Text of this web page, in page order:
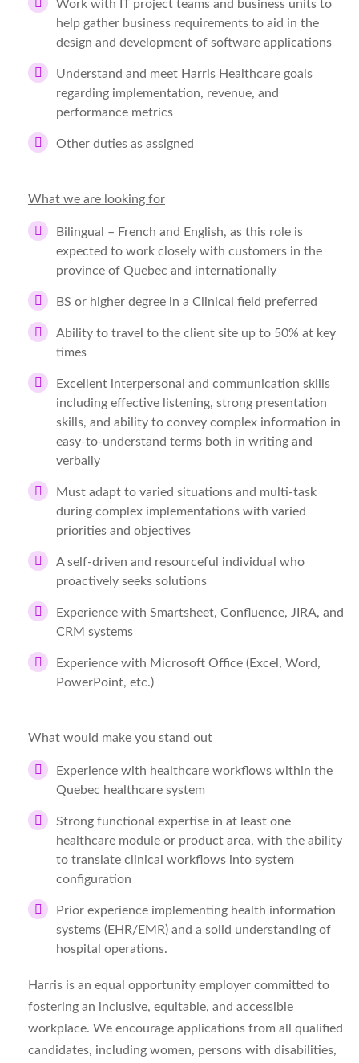
Work with IT project teams and business units to
help gather business requirements to aid in the
design and development of software applications
Understand and meet Harris Healthcare goals
regarding implementation, revenue, and
performance metrics
Other duties as assigned
What we are looking for
Bilingual – French and English, as this role is
expected to work closely with customers in the
province of Quebec and internationally
BS or higher degree in a Clinical field preferred
Ability to travel to the client site up to 50% at key
times
Excellent interpersonal and communication skills
including effective listening, strong presentation
skills, and ability to convey complex information in
easy-to-understand terms both in writing and
verbally
Must adapt to varied situations and multi-task
during complex implementations with varied
priorities and objectives
A self-driven and resourceful individual who
proactively seeks solutions
Experience with Smartsheet, Confluence, JIRA, and
CRM systems
Experience with Microsoft Office (Excel, Word,
PowerPoint, etc.)
What would make you stand out
Experience with healthcare workflows within the
Quebec healthcare system
Strong functional expertise in at least one
healthcare module or product area, with the ability
to translate clinical workflows into system
configuration
Prior experience implementing health information
systems (EHR/EMR) and a solid understanding of
hospital operations.
Harris is an equal opportunity employer committed to
fostering an inclusive, equitable, and accessible
workplace. We encourage applications from all qualified
candidates, including women, persons with disabilities,